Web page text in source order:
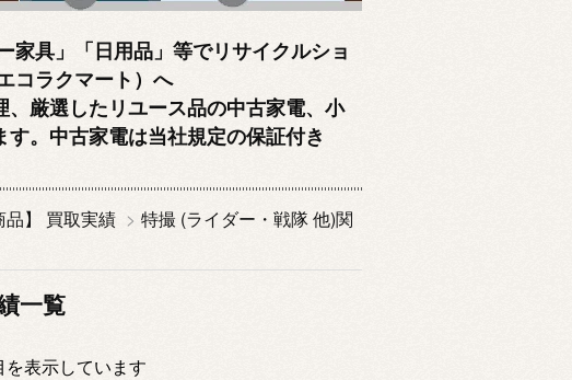
家具」「日用品」等でリサイクルショ
コラクマート）へ
厳選したリユース品の中古家電、小
。中古家電は当社規定の保証付き
品】 買取実績 > 特撮 (ライダー・戦隊 他)関
一覧
を表示しています